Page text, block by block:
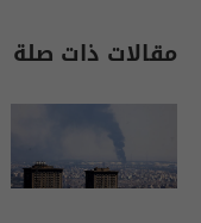
مقالات ذات صلة